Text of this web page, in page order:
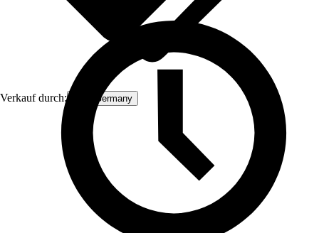
Verkauf durch: ECD Germany